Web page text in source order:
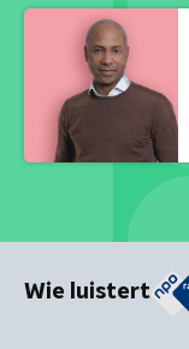
Wie luistert